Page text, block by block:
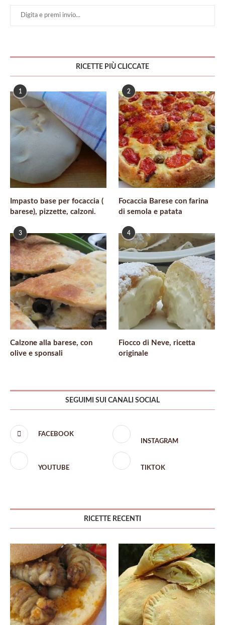
RICETTE PIÙ CLICCATE
1
Impasto base per focaccia (
barese), pizzette, calzoni.
2
Focaccia Barese con farina
di semola e patata
3
Calzone alla barese, con
olive e sponsali
4
Fiocco di Neve, ricetta
originale
SEGUIMI SUI CANALI SOCIAL
FACEBOOK
INSTAGRAM
YOUTUBE TIKTOK
RICETTE RECENTI